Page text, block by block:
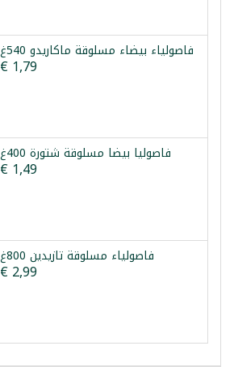
فاصولياء بيضاء مسلوقة ماكاريدو 540غ
€ 1,79
فاصوليا بيضا مسلوقة شتورة 400غ
€ 1,49
فاصولياء مسلوقة تازيدين 800غ
€ 2,99